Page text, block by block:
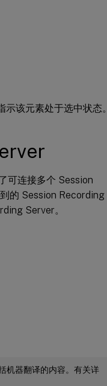
该元素处于选中状态。
可连接多个 Session
的 Session Recording
Server。
机器翻译的内容。有关详